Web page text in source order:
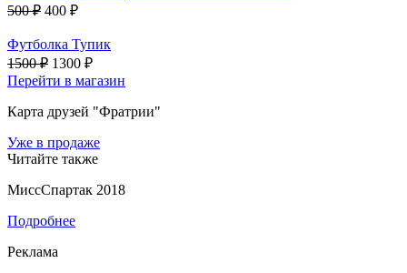
500 ₽ 400 ₽
Футболка Тупик
1500 ₽ 1300 ₽
Перейти в магазин
Карта друзей "Фратрии"
Уже в продаже
Читайте также
МиссСпартак 2018
Подробнее
Реклама